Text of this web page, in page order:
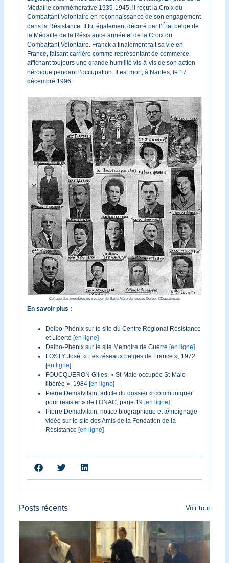
Médaille commémorative 1939-1945, il reçut la Croix du
Combattant Volontaire en reconnaissance de son engagement
dans la Résistance. Il fut également décoré par l’État belge de
la Médaille de la Résistance armée et de la Croix du
Combattant Volontaire. Franck a finalement fait sa vie en
France, faisant carrière comme représentant de commerce,
affichant toujours une grande humilité vis-à-vis de son action
héroïque pendant l’occupation. Il est mort, à Nantes, le 17
décembre 1996.
Collage des membres du secteur de Saint-Malo du reseau Delbo, ©Demalvilain
En savoir plus :
Delbo-Phénix sur le site du Centre Régional Résistance
et Liberté [en ligne]
Delbo-Phénix sur le site Memoire de Guerre [en ligne]
FOSTY José, « Les réseaux belges de France », 1972
[en ligne]
FOUCQUERON Gilles, « St-Malo occupée St-Malo
libérée », 1984 [en ligne]
Pierre Demalvilain, article du dossier « communiquer
pour resister » de l’ONAC, page 19 [en ligne]
Pierre Demalvilain, notice biographique et témoignage
vidéo sur le site des Amis de la Fondation de la
Résistance [en ligne]
Posts récents Voir tout